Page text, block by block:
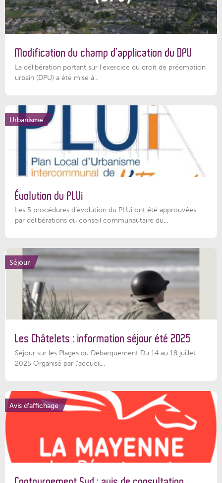
Modification du champ d’application du DPU
La délibération portant sur l’exercice du droit de préemption
urbain (DPU) a été mise à...
Urbanisme
Évolution du PLUi
Les 5 procédures d’évolution du PLUi ont été approuvées
par délibérations du conseil communautaire du...
Séjour
Les Châtelets : information séjour été 2025
Séjour sur les Plages du Débarquement Du 14 au 18 juillet
2025 Organisé par l’accueil...
Avis d'affichage